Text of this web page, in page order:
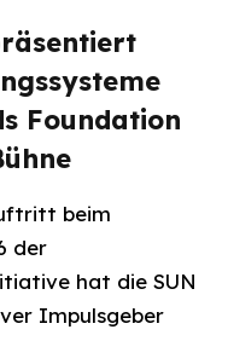
Foundation
beim
der
hat die SUN
Impulsgeber